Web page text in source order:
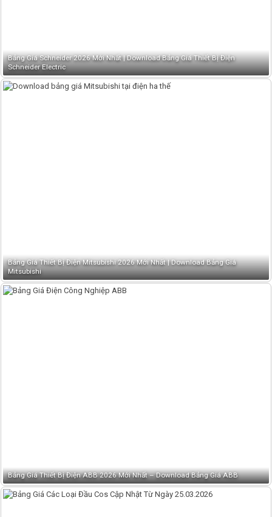
Bảng Giá Schneider 2026 Mới Nhất | Download Bảng Giá Thiết Bị Điện
Schneider Electric
Bảng Giá Thiết Bị Điện Mitsubishi 2026 Mới Nhất | Download Bảng Giá
Mitsubishi
Bảng Giá Thiết Bị Điện ABB 2026 Mới Nhất – Download Bảng Giá ABB